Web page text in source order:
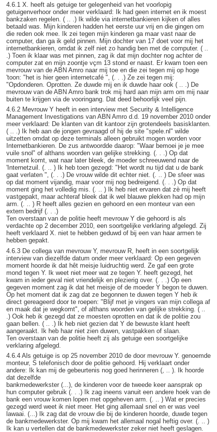
4.6.1 X. heeft als getuige ter gelegenheid van het voorlopig
getuigenverhoor onder meer verklaard: Ik had geen internet en ik moest
bankzaken regelen. ( .. .) Ik wilde via internetbankieren kijken of alles
betaald was. Mijn kinderen hadden het eerste uur vrij en die gingen om
die reden ook mee. Ik zei tegen mijn kinderen ga maar vast naar de
computer, dan ga ik geld pinnen. Mijn dochter van 17 doet voor mij het
internetbankieren, omdat ik zelf niet zo handig ben met de computer. ( ..
.) Toen ik klaar was met pinnen, zag ik dat mijn dochter nog achter de
computer zat en mijn zoontje vçm 13 stond er naast. Er kwam toen een
mevrouw van de ABN Amro naar mij toe en die zei tegen mij op hoge
'toon: "het is hier geen internetcafé ", (. . .) Ze zei tegen mij:
"Opdonderen. Oprotten. Ze duwde mij en ik duwde haar ook ( .. .) De
mevrouw van de ABN Amro bank trok mij hard aan mijn arm om mij naar
buiten te krijgen via de vooringang. Dat deed behoorlijk veel pijn.
4.6.2 Mevrouw Y heeft in een interview met Security & Intelligence
Management Investigations van ABN Amro d.d. 19 november 2010 onder
meer verklaard: De klanten van dit kantoor zijn grotendeels basisklanten.
( .. .) Ik heb aan de jongen gevraagd of hij de site "spele.nl" wilde
uitzetten omdat op deze terminals alleen gebruikt mogen worden voor
Internetbankieren. De zus antwoordde daarop: "Waar bemoei je je mee
vuile snol" of althans woorden van gelijke strekking. (. . .) Op dat
moment komt, wat naar later bleek, de moeder schreeuwend naar de
'Internetzuil. (. .. ) Ik heb toen gezegd: "Het wordt nu tijd dat u de bank
gaat verlaten ", (. . .) De vrouw wilde dit echter niet. (. .. ) De sfeer was
op dat moment vijandig, maar voor mij nog bedreigend. (. . .) Op dat
moment ging het volledig mis. (. .. ) Ik heb niet ervaren dat zè mij heeft
vastgepakt, maar achteraf bleek dat ik wel blauwe plekken had op mijn
arm. (. .. ) R heeft alles gezien en gehoord en een monteur van een
extern bedrijf (. . .)
Ten overstaan van de politie heeft mevrouw Y die gehoord is als
verdachte op 2 december 2010, een soortgelijke verklaring afgelegd. Zij
heeft verklaard X. niet te hebben geduwd of bij een van haar armen te
hebben gepakt.
4.6.3 De collega van mevrouw Y, mevrouw R, heeft in een soortgelijk
interview van diezelfde datum onder meer verklaard: Op een gegeven
moment hoorde ik dat hêt meisje luidruchtig werd. Ze gaf een grote
mond tegen Y. Ik weet niet meer wat ze tegen Y. heeft gezegd, het
kwam in ieder geval niet vriendelijk en plezierig over. (. . .) Op een
gegeven moment zag ik dat het meisje of de moeder Y begon te duwen.
Op het moment dat ik zag dat ze begonnen te duwen tegen Y heb ik
direct gereageerd door te roepen: "Blijf met je vingers van mijn collega af
en maak dat je wegkomt", of althans woorden van gelijke strekking. ( ..
.) Ook heb ik gezegd dat ze moesten oprotten en dat ik de politie zou
gaan bellen. ( .. .) Ik heb niet gezien dat Y de bewuste klant heeft
aangeraakt. Ik heb haar niet zien duwen, vastpakken of slaan.
Ten overstaan van de politie heeft zij als getuige een soortgelijke
verklaring afgelegd.
4.6.4 Als getuige is op 25 november 2010 de door mevrouw Y. genoemde
monteur, S telefonisch door de politie gehoord. Hij verklaart onder
andere: Ik kan mij de gebeurtenis nog goed herinneren (, .. ). Ik hoorde
dat dezelfde
bankmedewerkster (...), de kinderen voor de tweede keer aansprak op
hun computer gebruik (. . .) Ik zag ineens vanuit een andere hoek van de
bank een vrouw komen lopen met opgeheven arm. (. .. ) Wat er precies
gezegd werd weet ik niet meer. Het ging allemaal snel en er was veel
lawaai. (...) Ik zag dat de vrouw die bij de kinderen hoorde, duwde tegen
de bankmedewerkster. Op mij kwam het allemaal nogal heftig over. (. .. )
Ik kan u vertellen dat de bankmedewerkster zeker niet heeft geslagen.